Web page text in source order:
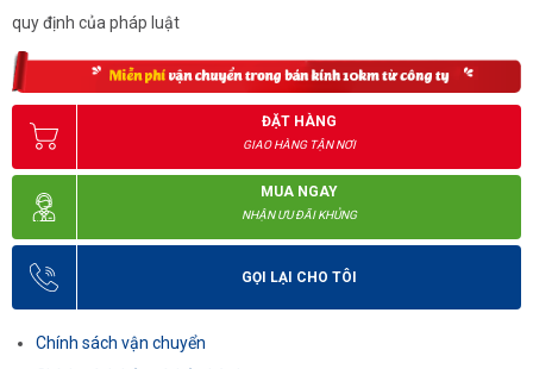
quy định của pháp luật
ĐẶT HÀNG
GIAO HÀNG TẬN NƠI
MUA NGAY
NHẬN ƯU ĐÃI KHỦNG
GỌI LẠI CHO TÔI
Chính sách vận chuyển